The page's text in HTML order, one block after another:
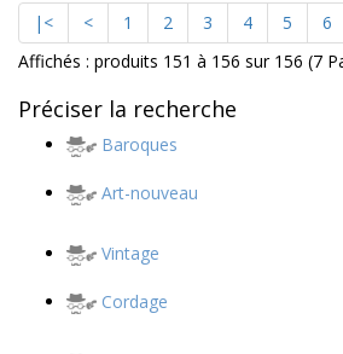
|< < 1 2 3 4 5 6
Affichés : produits 151 à 156 sur 156 (7
Préciser la recherche
Baroques
Art-nouveau
Vintage
Cordage